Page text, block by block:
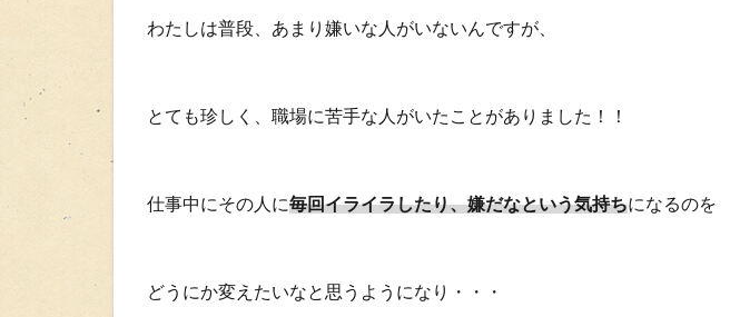
わたしは普段、あまり嫌いな人がいないんですが、
とても珍しく、職場に苦手な人がいたことがありました！！
仕事中にその人に毎回イライラしたり、嫌だなという気持ちになるのを
どうにか変えたいなと思うようになり・・・